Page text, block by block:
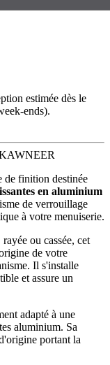
estimée dès le
ends).
de finition destinée
en aluminium
de verrouillage
à votre menuiserie.
ou cassée, cet
de votre
Il s'installe
et assure un
adapté à une
aluminium. Sa
portant la